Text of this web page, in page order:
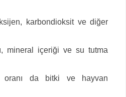
karbondioksit ve diğer
mineral içeriği ve su tutma
oranı da bitki ve hayvan